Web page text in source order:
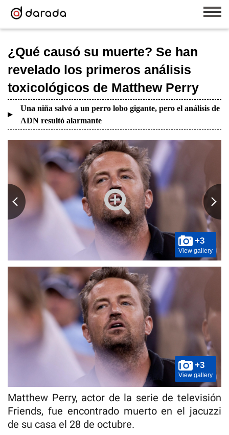
¿Qué causó su muerte? Se han
revelado los primeros análisis
toxicológicos de Matthew Perry
Una niña salvó a un perro lobo gigante, pero el análisis de
ADN resultó alarmante
+3
View gallery
+3
View gallery
Matthew Perry, actor de la serie de televisión
Friends, fue encontrado muerto en el jacuzzi
de su casa el 28 de octubre.